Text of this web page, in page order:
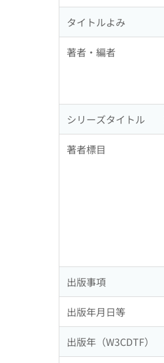
タイトルよみ
著者・編者
シリーズタイトル
著者標目
出版事項
出版年月日等
出版年（W3CDTF）